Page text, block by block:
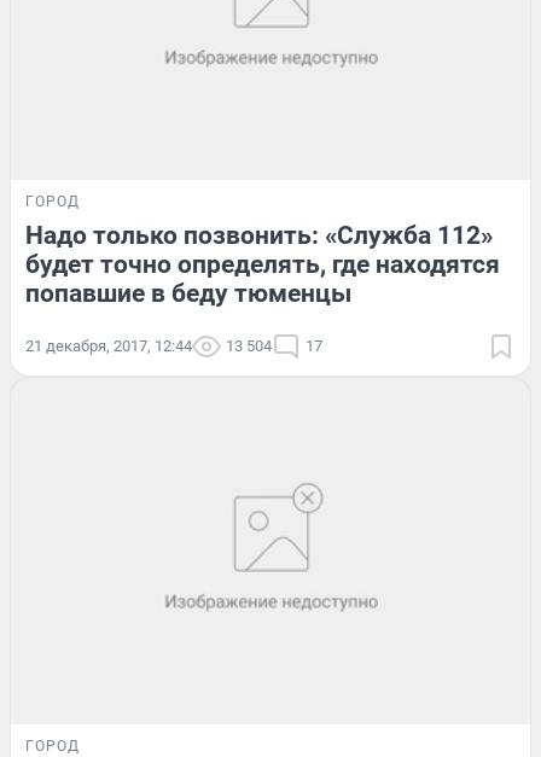
ГОРОД
Надо только позвонить: «Служба 112»
будет точно определять, где находятся
попавшие в беду тюменцы
21 декабря, 2017, 12:44 13 504 17
ГОРОД